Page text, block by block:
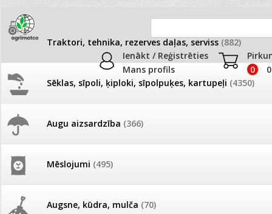
Ienākt / Reģistrēties
Mans profils
0
Traktori, tehnika, rezerves daļas, serviss (882)
Sēklas, sīpoli, ķiploki, sīpolpuķes, kartupeļi (4350)
Augu aizsardzība (366)
Mēslojumi (495)
Augsne, kūdra, mulča (70)
JAUNUMI
Pašlasīšanas vietu katalogs
26.05. Vebinārs - Kā ierobežot
gliemežus piemājas dārzā un
AKCIJAS
frēze + mulčieris +
AKCIJAS komplekts -
Rezerves daļas
Produkti »Traktori, tehnika, rezerves daļas, serviss
Pamata šāle +0.00mm UR2
artikuls: 80002032